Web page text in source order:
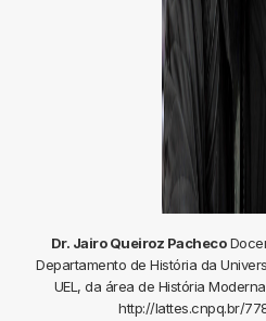
Dr. Jairo Queiroz Pacheco
Departamento de História da
UEL, da área de História
http://lattes.cnpq.br/